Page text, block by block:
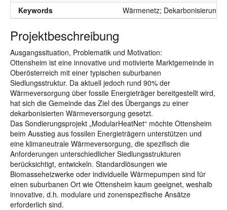
Keywords
Wärmenetz; Dekarbonisierung;
Projektbeschreibung
Ausgangssituation, Problematik und Motivation:
Ottensheim ist eine innovative und motivierte Marktgemeinde in
Oberösterreich mit einer typischen suburbanen
Siedlungsstruktur. Da aktuell jedoch rund 90% der
Wärmeversorgung über fossile Energieträger bereitgestellt wird,
hat sich die Gemeinde das Ziel des Übergangs zu einer
dekarbonisierten Wärmeversorgung gesetzt.
Das Sondierungsprojekt „ModularHeatNet“ möchte Ottensheim
beim Ausstieg aus fossilen Energieträgern unterstützen und
eine klimaneutrale Wärmeversorgung, die spezifisch die
Anforderungen unterschiedlicher Siedlungsstrukturen
berücksichtigt, entwickeln. Standardlösungen wie
Biomasseheizwerke oder individuelle Wärmepumpen sind für
einen suburbanen Ort wie Ottensheim kaum geeignet, weshalb
innovative, d.h. modulare und zonenspezifische Ansätze
erforderlich sind.